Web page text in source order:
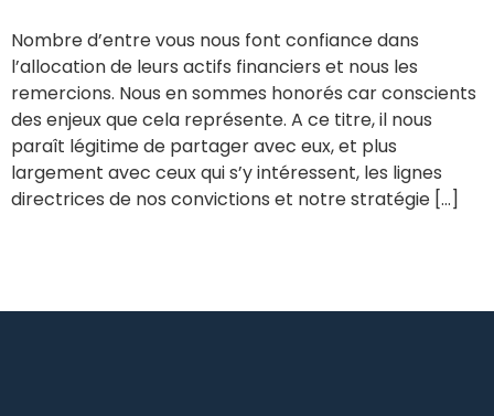
Nombre d’entre vous nous font confiance dans
l’allocation de leurs actifs financiers et nous les
remercions. Nous en sommes honorés car conscients
des enjeux que cela représente. A ce titre, il nous
paraît légitime de partager avec eux, et plus
largement avec ceux qui s’y intéressent, les lignes
directrices de nos convictions et notre stratégie […]